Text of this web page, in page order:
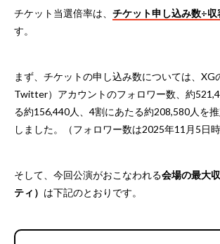
チケット当選倍率は、 チケット申し込み数÷収
す。
まず、チケットの申し込み数については、XG
Twitter）アカウントのフォロワー数、約
る約156,440人、4割にあたる約208,580人を
しました。（フォロワー数は2025年11月5日時
そして、今回公演がおこなわれる会場の最大
ティ） は下記のとおりです。